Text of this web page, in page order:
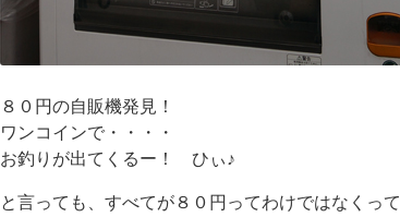
８０円の自販機発見！
ワンコインで・・・・
お釣りが出てくるー！ ひぃ♪
と言っても、すべてが８０円ってわけではなくって